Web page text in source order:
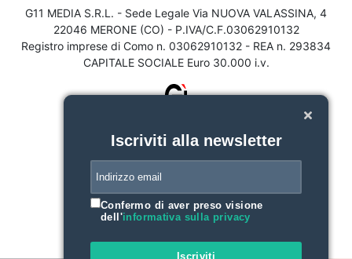
G11 MEDIA S.R.L. - Sede Legale Via NUOVA VALASSINA, 4
22046 MERONE (CO) - P.IVA/C.F.03062910132
Registro imprese di Como n. 03062910132 - REA n. 293834
CAPITALE SOCIALE Euro 30.000 i.v.
Iscriviti alla newsletter
Confermo di aver preso visione
dell'informativa sulla privacy
Iscriviti